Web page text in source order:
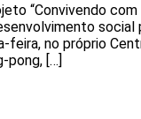
“Convivendo com
social
no próprio
pong, […]